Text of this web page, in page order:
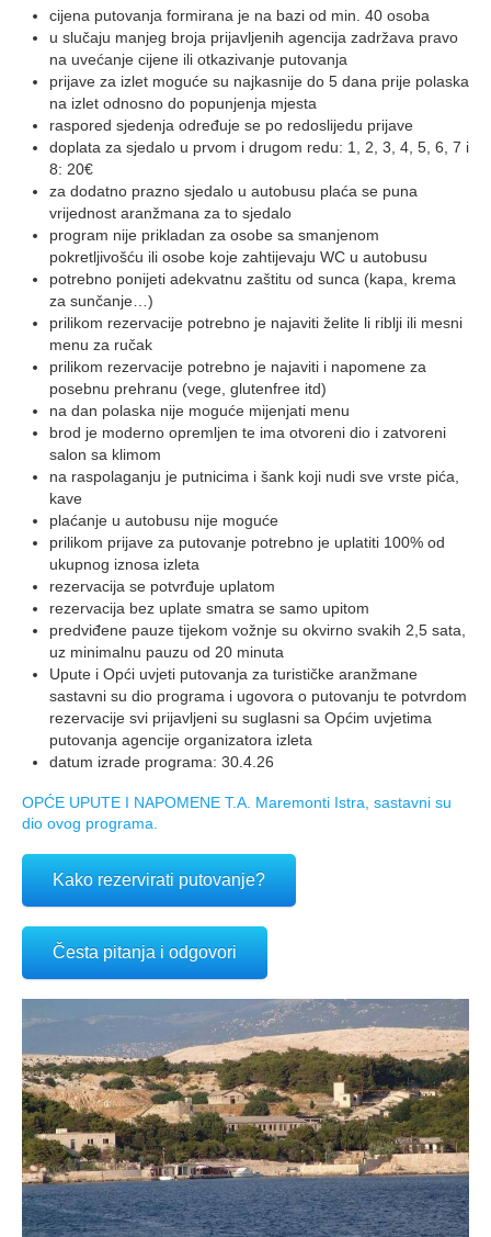
cijena putovanja formirana je na bazi od min. 40 osoba
u slučaju manjeg broja prijavljenih agencija zadržava pravo
na uvećanje cijene ili otkazivanje putovanja
prijave za izlet moguće su najkasnije do 5 dana prije polaska
na izlet odnosno do popunjenja mjesta
raspored sjedenja određuje se po redoslijedu prijave
doplata za sjedalo u prvom i drugom redu: 1, 2, 3, 4, 5, 6, 7 i
8: 20€
za dodatno prazno sjedalo u autobusu plaća se puna
vrijednost aranžmana za to sjedalo
program nije prikladan za osobe sa smanjenom
pokretljivošću ili osobe koje zahtijevaju WC u autobusu
potrebno ponijeti adekvatnu zaštitu od sunca (kapa, krema
za sunčanje…)
prilikom rezervacije potrebno je najaviti želite li riblji ili mesni
menu za ručak
prilikom rezervacije potrebno je najaviti i napomene za
posebnu prehranu (vege, glutenfree itd)
na dan polaska nije moguće mijenjati menu
brod je moderno opremljen te ima otvoreni dio i zatvoreni
salon sa klimom
na raspolaganju je putnicima i šank koji nudi sve vrste pića,
kave
plaćanje u autobusu nije moguće
prilikom prijave za putovanje potrebno je uplatiti 100% od
ukupnog iznosa izleta
rezervacija se potvrđuje uplatom
rezervacija bez uplate smatra se samo upitom
predviđene pauze tijekom vožnje su okvirno svakih 2,5 sata,
uz minimalnu pauzu od 20 minuta
Upute i Opći uvjeti putovanja za turističke aranžmane
sastavni su dio programa i ugovora o putovanju te potvrdom
rezervacije svi prijavljeni su suglasni sa Općim uvjetima
putovanja agencije organizatora izleta
datum izrade programa: 30.4.26
OPĆE UPUTE I NAPOMENE T.A. Maremonti Istra, sastavni su
dio ovog programa.
Kako rezervirati putovanje?
Česta pitanja i odgovori